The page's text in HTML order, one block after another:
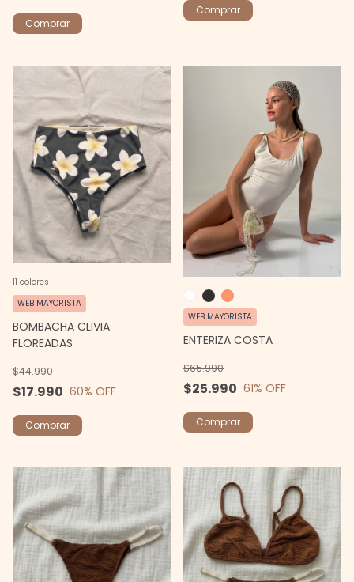
Comprar
Comprar
BOMBACHA CLIVIA
FLOREADAS
$17.990
$44.990
60% OFF
WEB MAYORISTA
11 colores
Comprar
ENTERIZA COSTA
$25.990
$65.990
61% OFF
WEB MAYORISTA
Comprar